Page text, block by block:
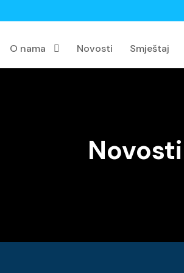
O nama Novosti Smještaj
Novosti